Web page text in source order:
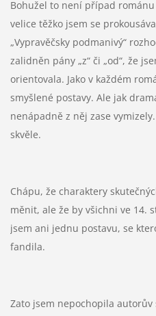
Bohužel to není případ
velice těžko jsem se
„Vypravěčsky podmanivý“
zalidněn pány „z“ či „od“, že
orientovala. Jako v každém
smyšlené postavy. Ale jak
nenápadně z něj zase
skvěle.
Chápu, že charaktery
měnit, ale že by všichni ve 14.
jsem ani jednu postavu, se
fandila.
Zato jsem nepochopila